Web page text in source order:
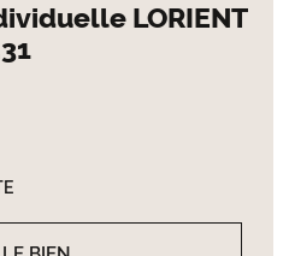
LORIENT